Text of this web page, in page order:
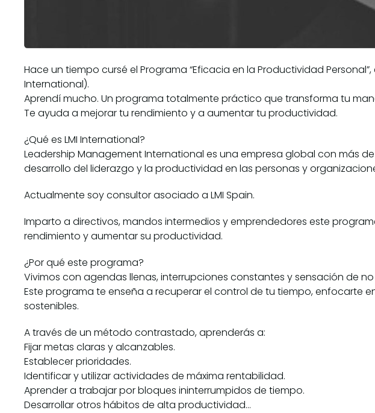
Hace un tiempo cursé el Programa “Eficacia en la Productividad
International).
Aprendí mucho. Un programa totalmente práctico que transforma tu
Te ayuda a mejorar tu rendimiento y a aumentar tu productividad.
¿Qué es LMI International?
Leadership Management International es una empresa global con más
desarrollo del liderazgo y la productividad en las personas y
Actualmente soy consultor asociado a LMI Spain.
Imparto a directivos, mandos intermedios y emprendedores este
rendimiento y aumentar su productividad.
¿Por qué este programa?
Vivimos con agendas llenas, interrupciones constantes y sensación de
Este programa te enseña a recuperar el control de tu tiempo, enfocarte
sostenibles.
A través de un método contrastado, aprenderás a:
Fijar metas claras y alcanzables.
Establecer prioridades.
Identificar y utilizar actividades de máxima rentabilidad.
Aprender a trabajar por bloques ininterrumpidos de tiempo.
Desarrollar otros hábitos de alta productividad…